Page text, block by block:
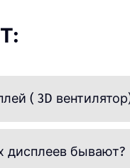
( 3D
дисплеев бывают?